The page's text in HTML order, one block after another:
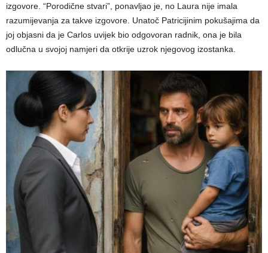
izgovore. “Porodične stvari”, ponavljao je, no Laura nije imala
razumijevanja za takve izgovore. Unatoč Patricijinim pokušajima da
joj objasni da je Carlos uvijek bio odgovoran radnik, ona je bila
odlučna u svojoj namjeri da otkrije uzrok njegovog izostanka.